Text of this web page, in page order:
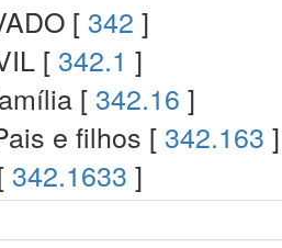
[ 342 ]
[ 342.1 ]
[ 342.16 ]
e filhos [ 342.163 ]
342.1633 ]